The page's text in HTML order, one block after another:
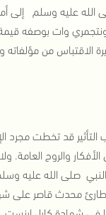
عليه وسلم إلى
وات بوصفه
الاقتباس من مؤلفاته
التأثير قد تخطت مجرد
والروح العامة.
صلى الله عليه
طارئ محدث قاصر على